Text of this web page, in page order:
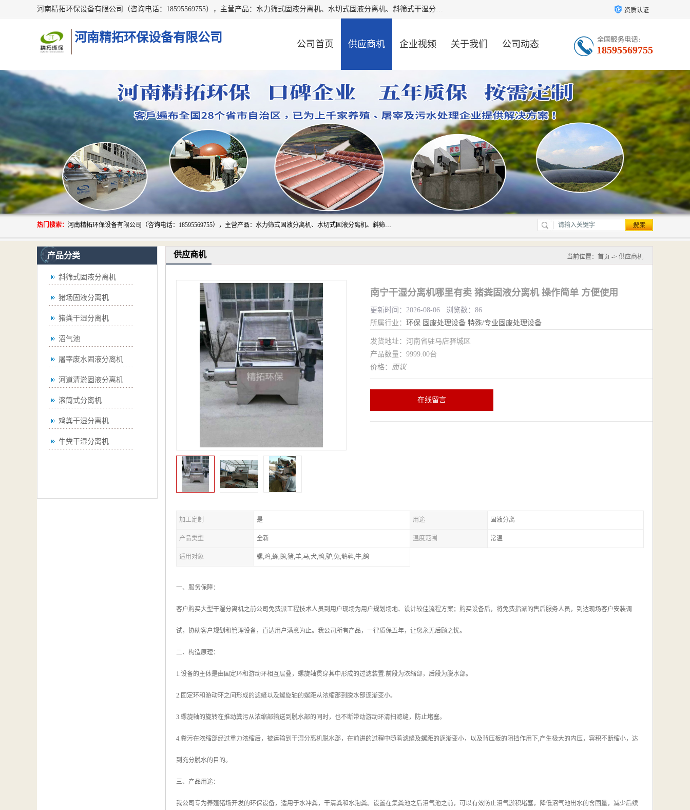
河南精拓环保设备有限公司（咨询电话：18595569755），主营产品：水力筛式固液分离机、水切式固液分离机、斜筛式干湿分离机、养猪场固液分离机、斜筛式固液分离机、屠宰场固液分离机、猪场干湿分离机等。公司从事固液分离设备及配套沼气池的研发、设计、销售与施工，并提供污水处理整体解决方案。 资质认证
河南精拓环保设备有限公司 公司首页 供应商机 企业视频 关于我们 公司动态 18595569755
热门搜索： 河南精拓环保设备有限公司（咨询电话：18595569755），主营产品：水力筛式固液分离机、水切式固液分离机、斜筛式干湿分离机、养猪场固液分离机、斜筛式固液分离机、屠宰场固液分离机、猪场干湿分离机等。公司从事固液分离设备及配套沼气池的研发、设计、销售与施工，并提供污水处理整体解决方案。
产品分类
斜筛式固液分离机
猪场固液分离机
猪粪干湿分离机
沼气池
屠宰废水固液分离机
河道清淤固液分离机
滚筒式分离机
鸡粪干湿分离机
牛粪干湿分离机
供应商机 当前位置： 首页 -> 供应商机
南宁干湿分离机哪里有卖 猪粪固液分离机 操作简单 方便使用
更新时间：2026-08-06 浏览数：86
所属行业： 环保 固废处理设备 特殊/专业固废处理设备
发货地址：河南省驻马店驿城区
产品数量：9999.00台
价格： 面议
在线留言
加工定制 是 用途 固液分离
产品类型 全新 温度范围 常温
适用对象 骡,鸡,蜂,鹅,猪,羊,马,犬,鸭,驴,兔,鹌鹑,牛,鸽
一、服务保障：
客户购买大型干湿分离机之前公司免费派工程技术人员到用户现场为用户规划场地、设计较佳流程方案；购买设备后，将免费指派的售后服务人员，到达现场客户安装调
试，协助客户规划和管理设备，直达用户满意为止。我公司所有产品，一律质保五年，让您永无后顾之忧。
二、构造原理：
1.设备的主体是由固定环和游动环相互层叠，螺旋轴贯穿其中形成的过滤装置.前段为浓缩部，后段为脱水部。
2.固定环和游动环之间形成的滤缝以及螺旋轴的螺距从浓缩部到脱水部逐渐变小。
3.螺旋轴的旋转在推动粪污从浓缩部输送到脱水部的同时，也不断带动游动环清扫滤缝，防止堵塞。
4.粪污在浓缩部经过重力浓缩后，被运输到干湿分离机脱水部，在前进的过程中随着滤缝及螺距的逐渐变小，以及背压板的阻挡作用下,产生极大的内压，容积不断缩小，达
到充分脱水的目的。
三、产品用途：
我公司专为养殖猪场开发的环保设备，适用于水冲粪，干清粪和水泡粪。设置在集粪池之后沼气池之前，可以有效防止沼气淤积堵塞，降低沼气池出水的含固量，减少后续